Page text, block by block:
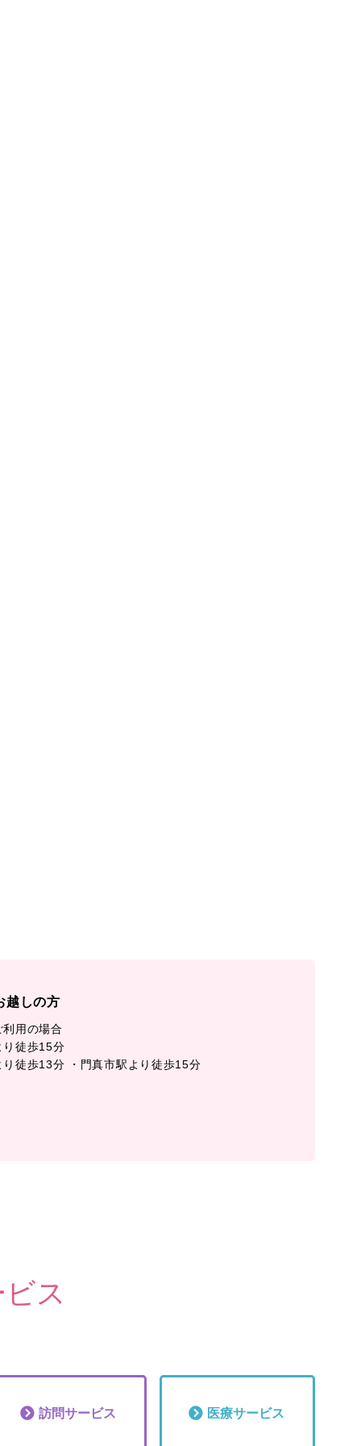
越しの方
用の場合
り徒歩15分
り徒歩13分 ・門真市駅より徒歩15分
ス
訪問サービス 医療サービス